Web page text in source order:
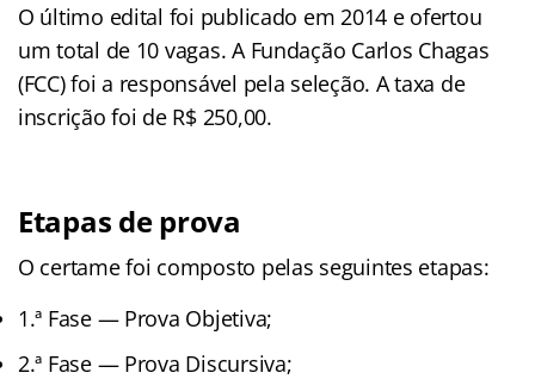
O último edital foi publicado em 2014 e ofertou
um total de 10 vagas. A Fundação Carlos Chagas
(FCC) foi a responsável pela seleção. A taxa de
inscrição foi de R$ 250,00.
Etapas de prova
O certame foi composto pelas seguintes etapas:
1.ª Fase — Prova Objetiva;
2.ª Fase — Prova Discursiva;